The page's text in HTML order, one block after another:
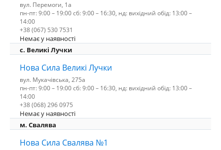
вул. Перемоги, 1а
пн-пт: 9:00 – 19:00 сб: 9:00 – 16:30, нд: вихідний обід: 13:00 –
14:00
+38 (067) 530 7531
Немає у наявності
c. Великі Лучки
Нова Сила Великі Лучки
вул. Мукачівська, 275а
пн-пт: 9:00 – 19:00 сб: 9:00 – 16:30, нд: вихідний обід: 13:00 –
14:00
+38 (068) 296 0975
Немає у наявності
м. Свалява
Нова Сила Свалява №1